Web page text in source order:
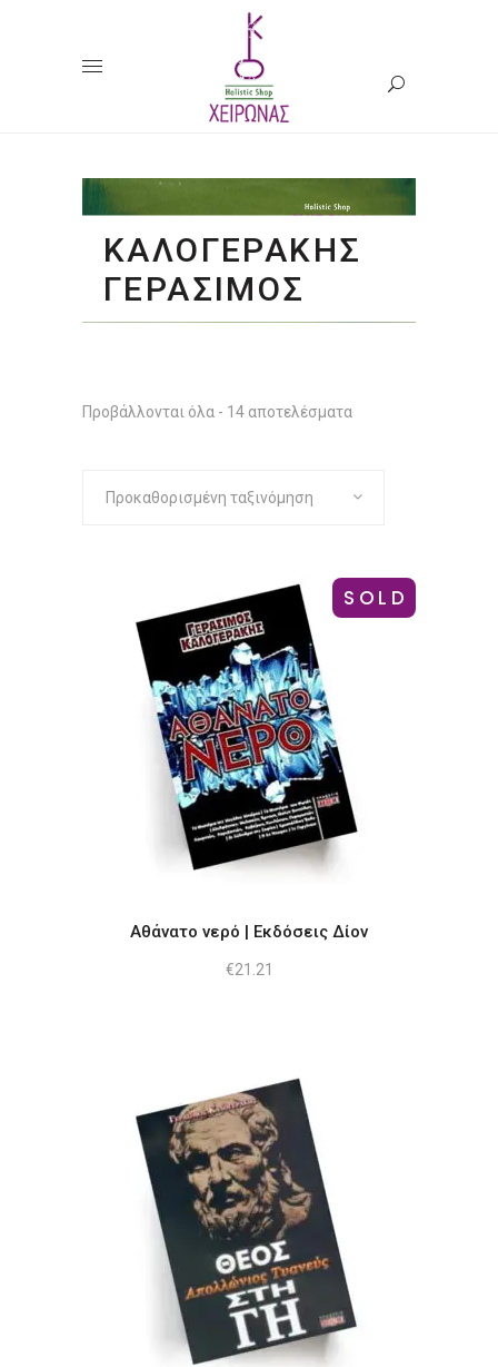
ΚΑΛΟΓΕΡΑΚΗΣ
ΓΕΡΑΣΙΜΟΣ
Προβάλλονται όλα - 14 αποτελέσματα
Προκαθορισμένη ταξινόμηση
SOLD
Αθάνατο νερό | Εκδόσεις Δίον
€21.21